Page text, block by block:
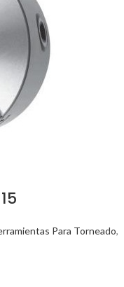
Para Torneado,